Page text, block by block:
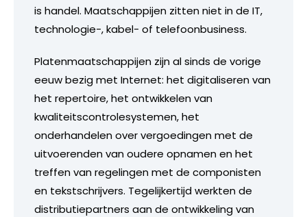
is handel. Maatschappijen zitten niet in de IT,
technologie-, kabel- of telefoonbusiness.
Platenmaatschappijen zijn al sinds de vorige
eeuw bezig met Internet: het digitaliseren van
het repertoire, het ontwikkelen van
kwaliteitscontrolesystemen, het
onderhandelen over vergoedingen met de
uitvoerenden van oudere opnamen en het
treffen van regelingen met de componisten
en tekstschrijvers. Tegelijkertijd werkten de
distributiepartners aan de ontwikkeling van